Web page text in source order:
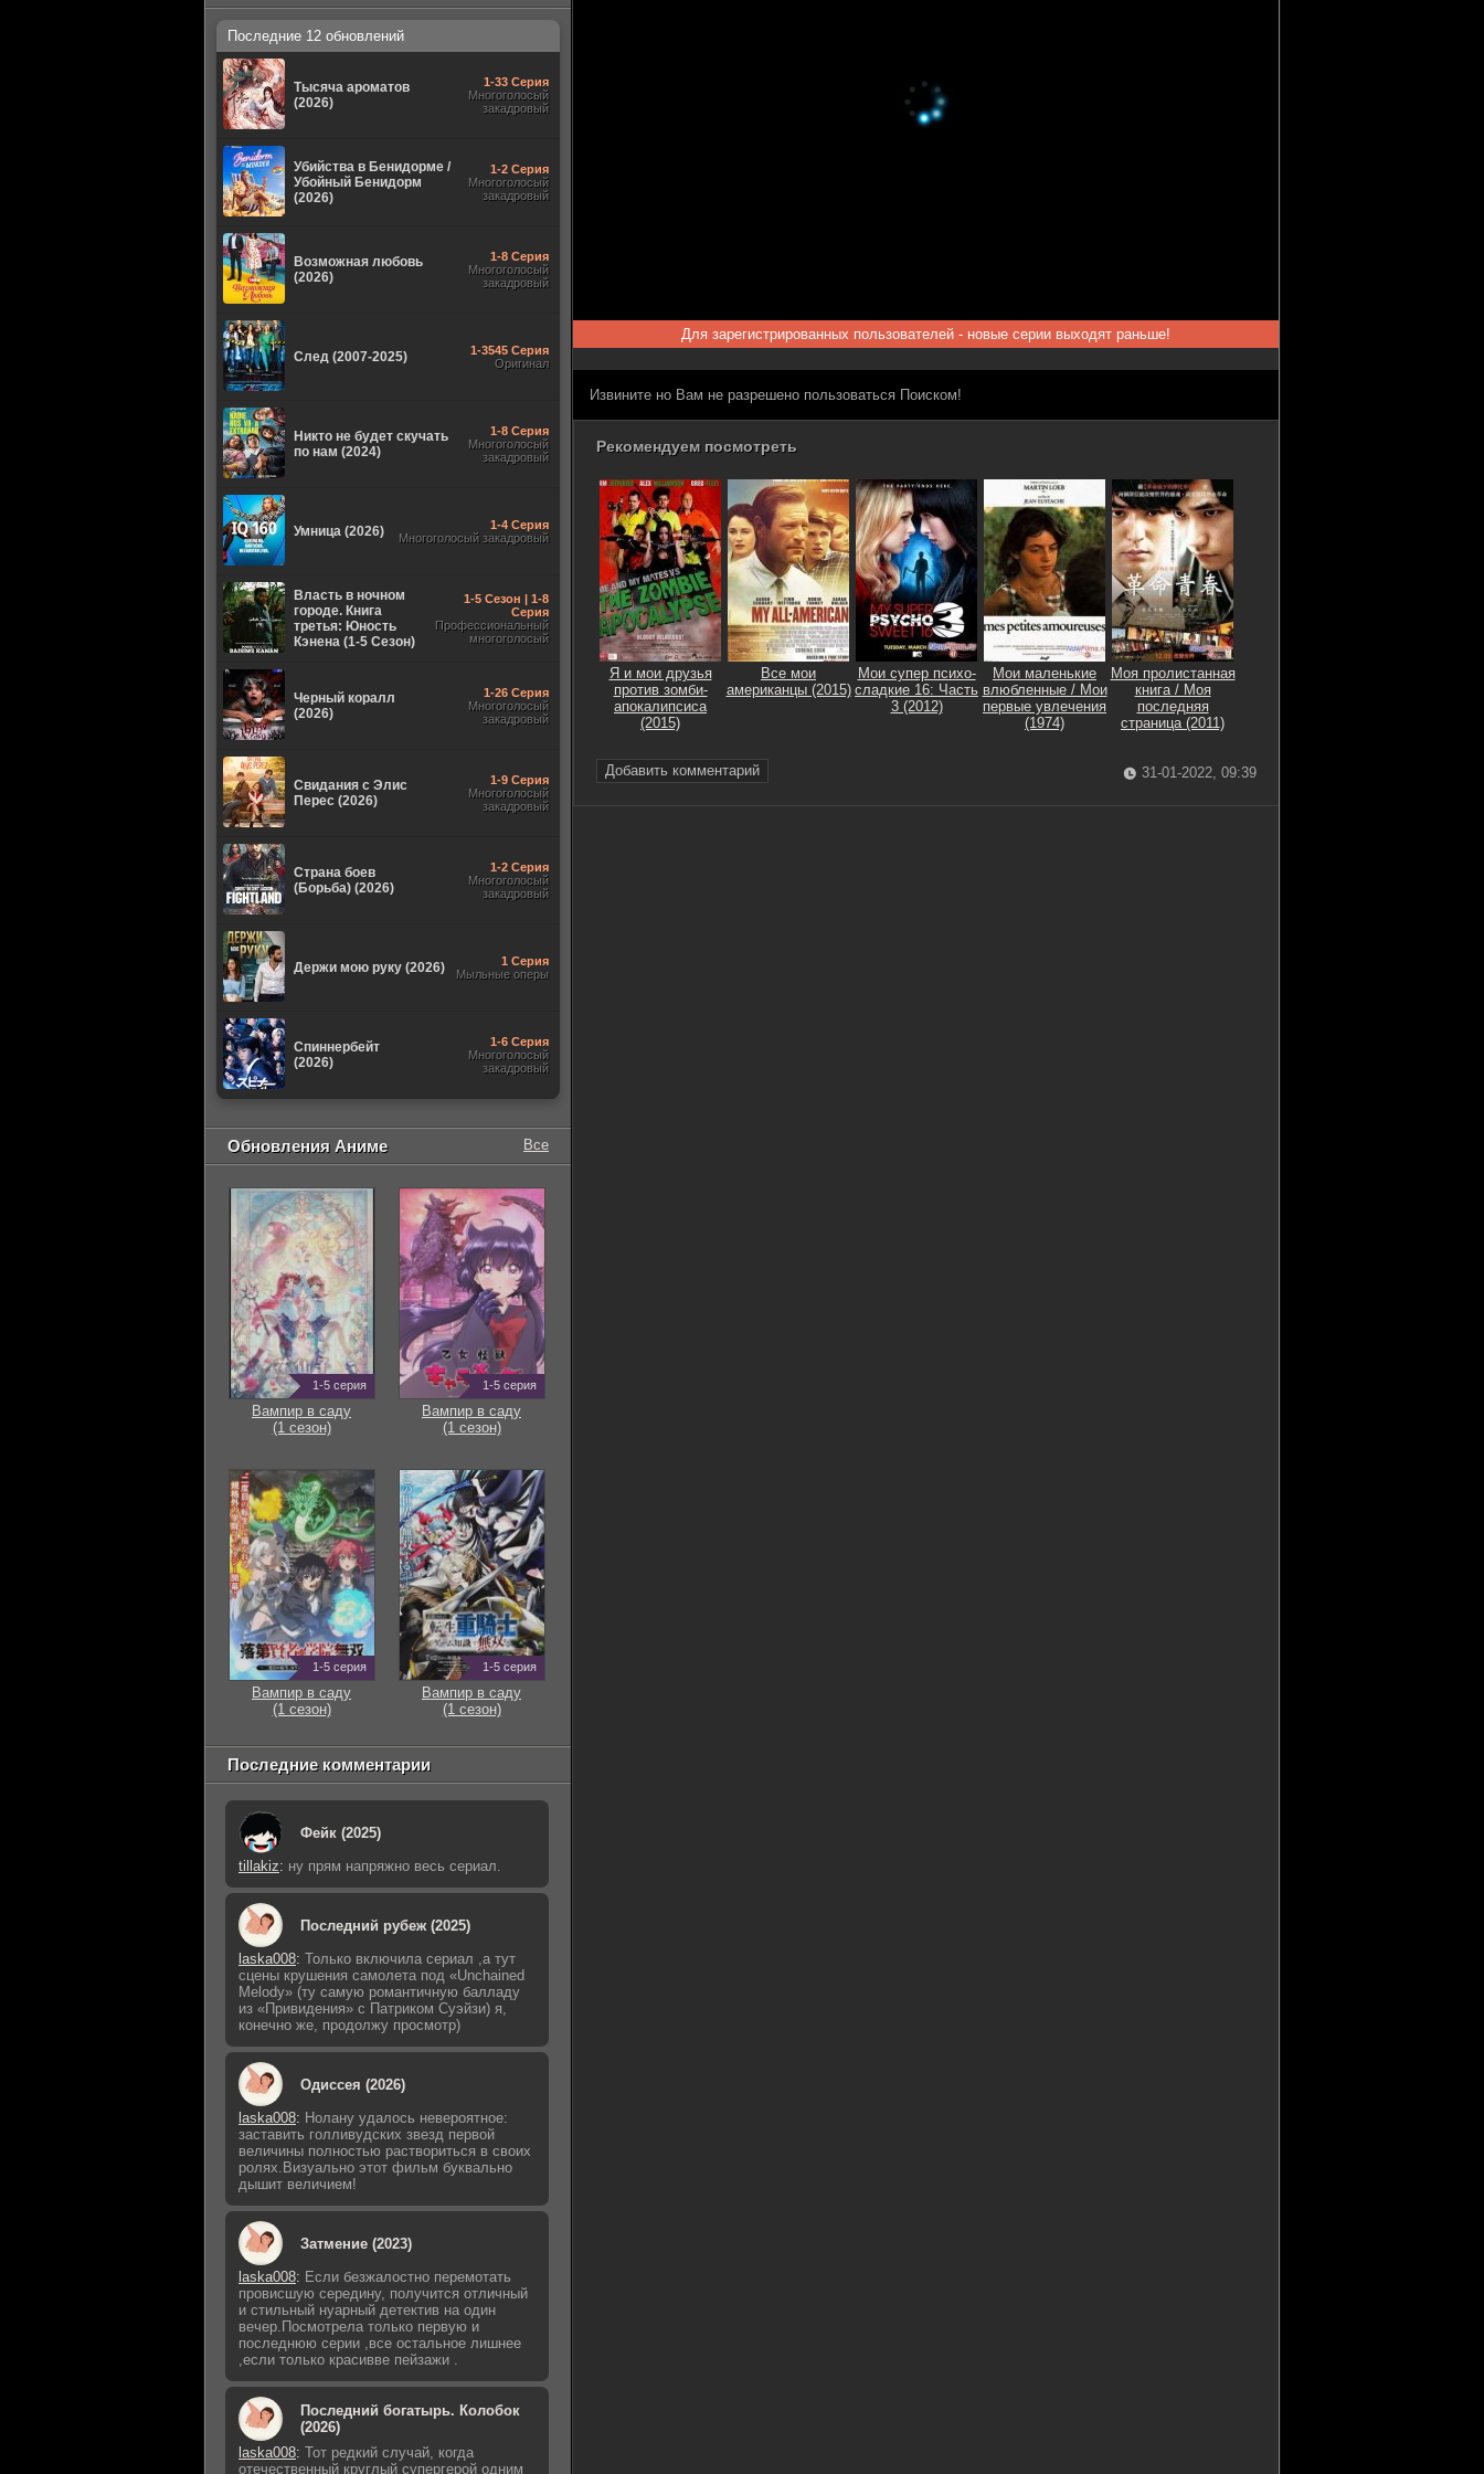
Для зарегистрированных пользователей - новые серии выходят раньше!
Извините но Вам не разрешено пользоваться Поиском!
Рекомендуем посмотреть
Я и мои друзья
против зомби-
апокалипсиса
(2015)
Все мои
американцы (2015)
Мои супер психо-
сладкие 16: Часть
3 (2012)
Мои маленькие
влюбленные / Мои
первые увлечения
(1974)
Моя пролистанная
книга / Моя
последняя
страница (2011)
Добавить комментарий 31-01-2022, 09:39
Последние 12 обновлений
Тысяча ароматов
(2026)
1-33 Серия
Многоголосый
закадровый
Убийства в Бенидорме /
Убойный Бенидорм
(2026)
1-2 Серия
Многоголосый
закадровый
Возможная любовь
(2026)
1-8 Серия
Многоголосый
закадровый
След (2007-2025)
1-3545 Серия
Оригинал
Никто не будет скучать
по нам (2024)
1-8 Серия
Многоголосый
закадровый
Умница (2026)
1-4 Серия
Многоголосый закадровый
Власть в ночном
городе. Книга
третья: Юность
Кэнена (1-5 Сезон)
1-5 Сезон | 1-8
Серия
Профессиональный
многоголосый
Черный коралл
(2026)
1-26 Серия
Многоголосый
закадровый
Свидания с Элис
Перес (2026)
1-9 Серия
Многоголосый
закадровый
Страна боев
(Борьба) (2026)
1-2 Серия
Многоголосый
закадровый
Держи мою руку (2026)
1 Серия
Мыльные оперы
Спиннербейт
(2026)
1-6 Серия
Многоголосый
закадровый
Обновления Аниме Все
1-5 серия
Вампир в саду
(1 сезон)
1-5 серия
Вампир в саду
(1 сезон)
1-5 серия
Вампир в саду
(1 сезон)
1-5 серия
Вампир в саду
(1 сезон)
Последние комментарии
Фейк (2025)
tillakiz: ну прям напряжно весь сериал.
Последний рубеж (2025)
laska008: Только включила сериал ,а тут
сцены крушения самолета под «Unchained
Melody» (ту самую романтичную балладу
из «Привидения» с Патриком Суэйзи) я,
конечно же, продолжу просмотр)
Одиссея (2026)
laska008: Нолану удалось невероятное:
заставить голливудских звезд первой
величины полностью раствориться в своих
ролях.Визуально этот фильм буквально
дышит величием!
Затмение (2023)
laska008: Если безжалостно перемотать
провисшую середину, получится отличный
и стильный нуарный детектив на один
вечер.Посмотрела только первую и
последнюю серии ,все остальное лишнее
,если только красивве пейзажи .
Последний богатырь. Колобок
(2026)
laska008: Тот редкий случай, когда
отечественный круглый супергерой одним